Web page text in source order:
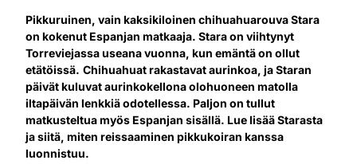
Pikkuruinen, vain kaksikiloinen chihuahuarouva Stara
on kokenut Espanjan matkaaja. Stara on viihtynyt
Torreviejassa useana vuonna, kun emäntä on ollut
etätöissä. Chihuahuat rakastavat aurinkoa, ja Staran
päivät kuluvat aurinkokellona olohuoneen matolla
iltapäivän lenkkiä odotellessa. Paljon on tullut
matkusteltua myös Espanjan sisällä. Lue lisää Starasta
ja siitä, miten reissaaminen pikkukoiran kanssa
luonnistuu.